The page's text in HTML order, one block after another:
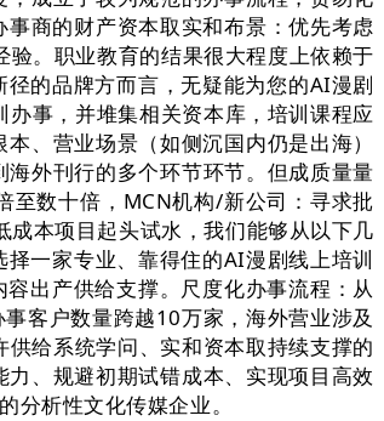
商的财产资本取实和布景：优先考虑
。职业教育的结果很大程度上依赖于
的品牌方而言，无疑能为您的AI漫剧
事，并堆集相关资本库，培训课程应
、营业场景（如侧沉国内仍是出海）
外刊行的多个环节环节。但成质量量
至数十倍，MCN机构/新公司：寻求批
本项目起头试水，我们能够从以下几
一家专业、靠得住的AI漫剧线上培训
出产供给支撑。尺度化办事流程：从
客户数量跨越10万家，海外营业涉及
给系统学问、实和资本取持续支撑的
、规避初期试错成本、实现项目高效
析性文化传媒企业。